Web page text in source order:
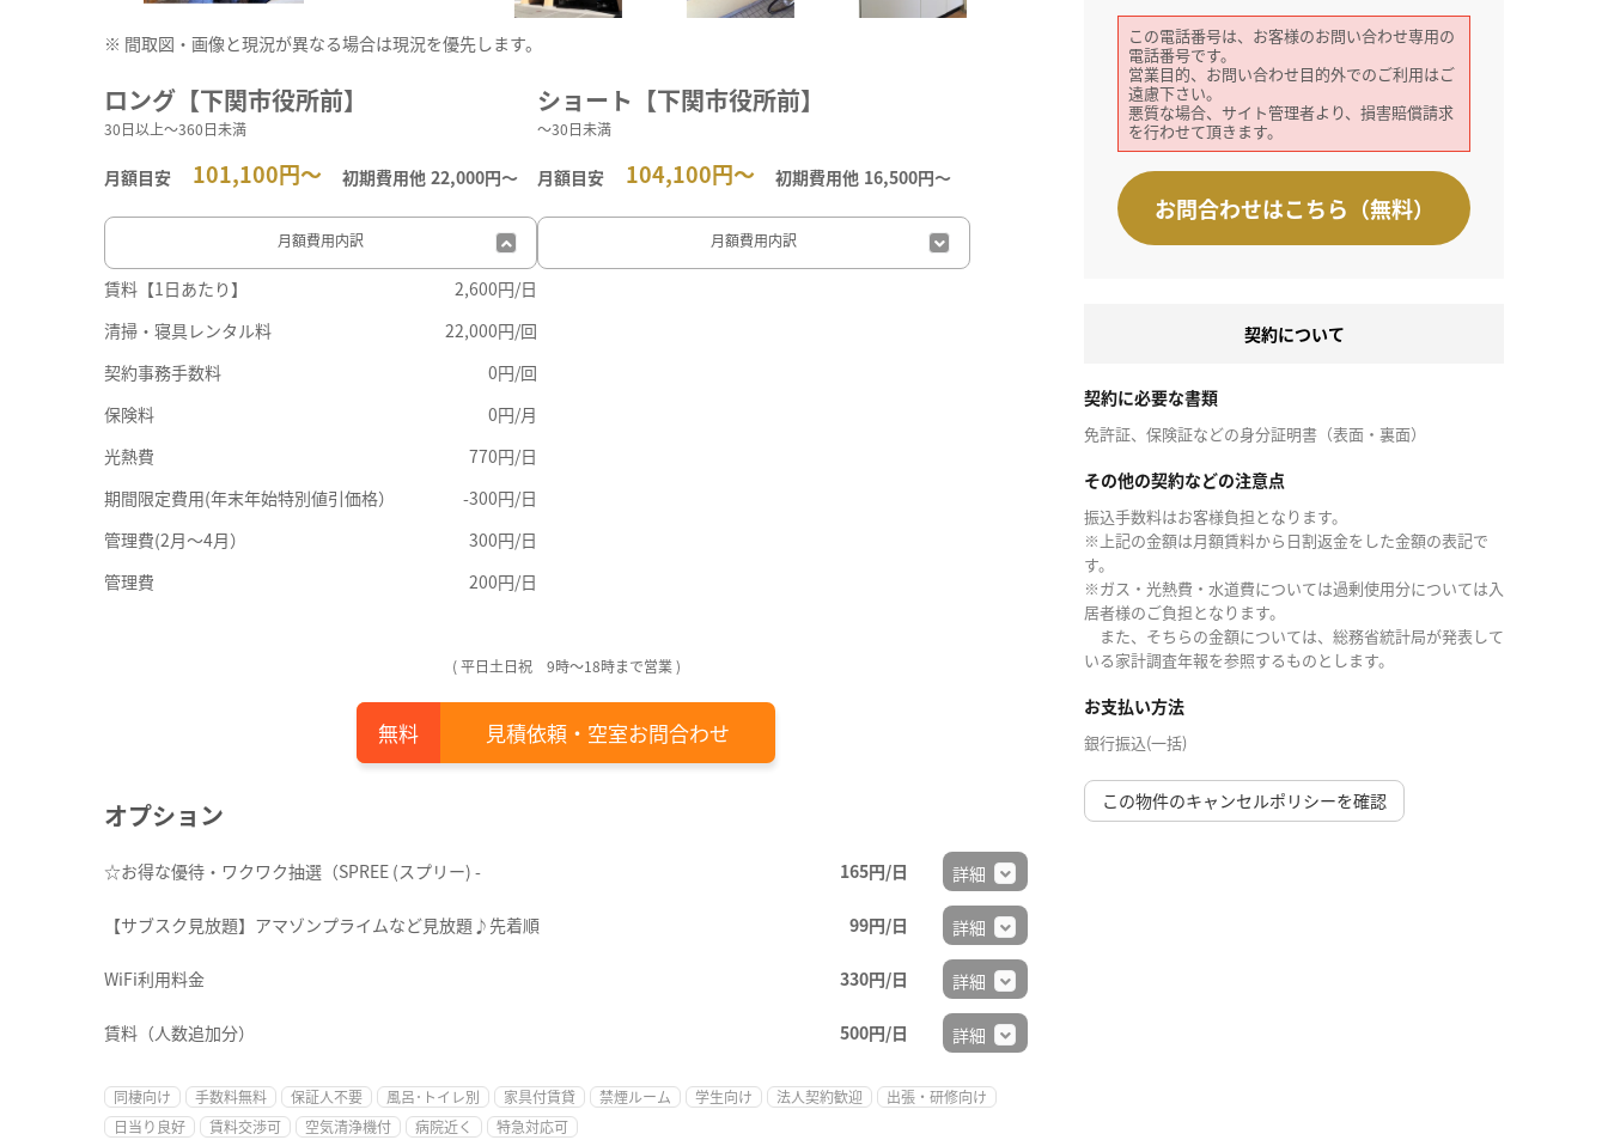
※ 間取図・画像と現況が異なる場合は現況を優先します。
ロング【下関市役所前】
30日以上～360日未満
月額目安 101,100円～ 初期費用他 22,000円〜
月額費用内訳
賃料【1日あたり】
2,600円/日
清掃・寝具レンタル料
22,000円/回
契約事務手数料
0円/回
保険料
0円/月
光熱費
770円/日
期間限定費用(年末年始特別値引価格）
-300円/日
管理費(2月～4月）
300円/日
管理費
200円/日
ショート【下関市役所前】
～30日未満
月額目安 104,100円～ 初期費用他 16,500円〜
月額費用内訳
( 平日土日祝 9時～18時まで営業 )
見積依頼・空室お問合わせ
オプション
☆お得な優待・ワクワク抽選（SPREE (スプリー) - 165円/日 詳細
【サブスク見放題】アマゾンプライムなど見放題♪先着順 99円/日 詳細
WiFi利用料金 330円/日 詳細
賃料（人数追加分） 500円/日 詳細
同棲向け 手数料無料 保証人不要 風呂･トイレ別 家具付賃貸 禁煙ルーム 学生向け 法人契約歓迎
出張・研修向け
日当り良好
賃料交渉可 空気清浄機付 病院近く 特急対応可
この電話番号は、お客様のお問い合わせ専用の
電話番号です。
営業目的、お問い合わせ目的外でのご利用はご
遠慮下さい。
悪質な場合、サイト管理者より、損害賠償請求
を行わせて頂きます。
お問合わせはこちら（無料）
契約について
契約に必要な書類
免許証、保険証などの身分証明書（表面・裏面）
その他の契約などの注意点
振込手数料はお客様負担となります。
※上記の金額は月額賃料から日割返金をした金額の表記で
す。
※ガス・光熱費・水道費については過剰使用分については入
居者様のご負担となります。
また、そちらの金額については、総務省統計局が発表して
いる家計調査年報を参照するものとします。
お支払い方法
銀行振込(一括)
この物件のキャンセルポリシーを確認